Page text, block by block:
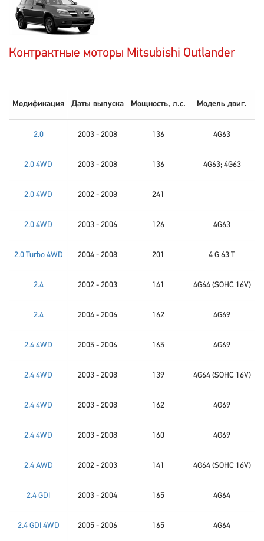
Контрактные моторы Mitsubishi Outlander
Модификация Даты выпуска Мощность, л.с. Модель двиг.
2.0 2003 - 2008 136 4G63
2.0 4WD 2003 - 2008 136 4G63; 4G63
2.0 4WD 2002 - 2008 241
2.0 4WD 2003 - 2006 126 4G63
2.0 Turbo 4WD 2004 - 2008 201 4 G 63 T
2.4 2002 - 2003 141 4G64 (SOHC 16V)
2.4 2004 - 2006 162 4G69
2.4 4WD 2005 - 2006 165 4G69
2.4 4WD 2003 - 2008 139 4G64 (SOHC 16V)
2.4 4WD 2003 - 2008 162 4G69
2.4 4WD 2003 - 2008 160 4G69
2.4 AWD 2002 - 2003 141 4G64 (SOHC 16V)
2.4 GDI 2003 - 2004 165 4G64
2.4 GDI 4WD 2005 - 2006 165 4G64